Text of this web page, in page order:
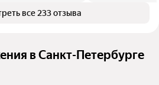
все 233 отзыва
в Санкт-Петербурге